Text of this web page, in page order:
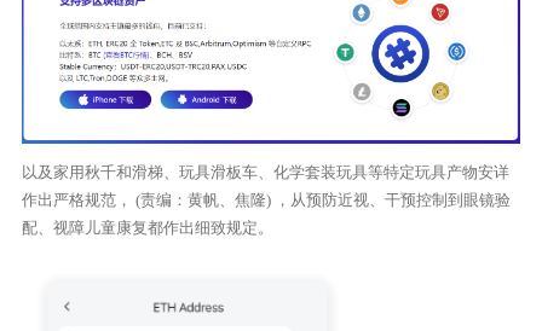
以及家用秋千和滑梯、玩具滑板车、化学套装玩具等特定玩具产物安详
作出严格规范， (责编：黄帆、焦隆) ，从预防近视、干预控制到眼镜验
配、视障儿童康复都作出细致规定。